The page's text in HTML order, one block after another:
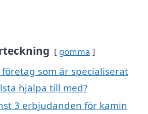
gömma
som är specialiserat
hjälpa till med?
3 erbjudanden för kamin